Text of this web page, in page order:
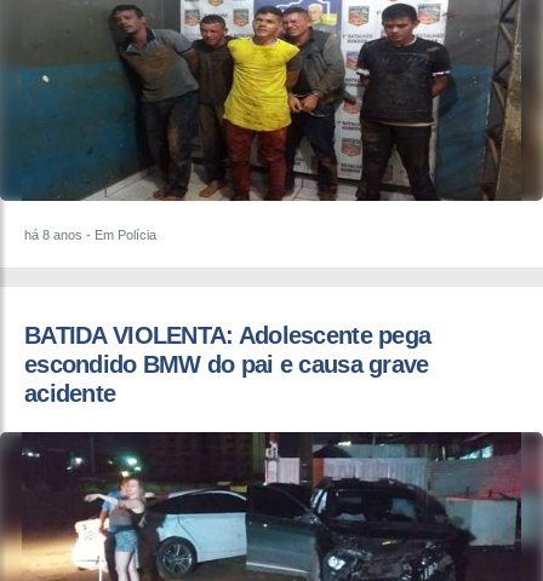
há 8 anos - Em Polícia
BATIDA VIOLENTA: Adolescente pega
escondido BMW do pai e causa grave
acidente